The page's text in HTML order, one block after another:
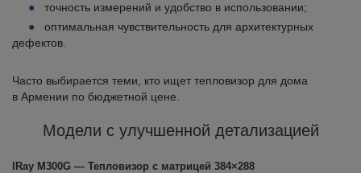
точность измерений и удобство в использовании;
оптимальная чувствительность для архитектурных
дефектов.
Часто выбирается теми, кто ищет тепловизор для дома
в Армении по бюджетной цене.
Модели с улучшенной детализацией
IRay M300G — Тепловизор с матрицей 384×288